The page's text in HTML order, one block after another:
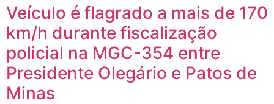
Veículo é flagrado a mais de 170
km/h durante fiscalização
policial na MGC-354 entre
Presidente Olegário e Patos de
Minas